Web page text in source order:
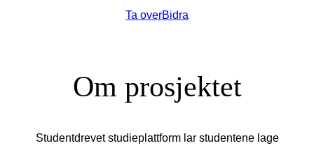
Ta overBidra
Om prosjektet
Studentdrevet studieplattform lar studentene lage